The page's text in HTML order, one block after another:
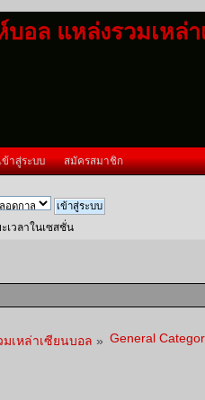
บอล แหล่งรวมเหล่
ข้าสู่ระบบ สมัครสมาชิก
เวลาในเซสชั่น
เหล่าเซียนบอล » General